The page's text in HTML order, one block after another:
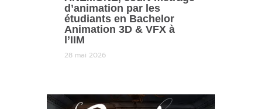
d’animation par les
étudiants en Bachelor
Animation 3D & VFX à
l’IIM
28 mai 2026